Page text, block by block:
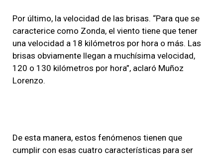
Por último, la velocidad de las brisas. “Para que se
caracterice como Zonda, el viento tiene que tener
una velocidad a 18 kilómetros por hora o más. Las
brisas obviamente llegan a muchísima velocidad,
120 o 130 kilómetros por hora”, aclaró Muñoz
Lorenzo.
De esta manera, estos fenómenos tienen que
cumplir con esas cuatro características para ser